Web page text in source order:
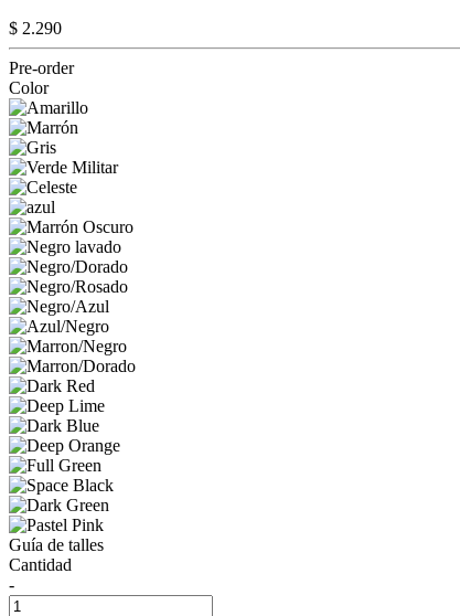
$ 2.290
Pre-order
Color
Guía de talles
Cantidad
-